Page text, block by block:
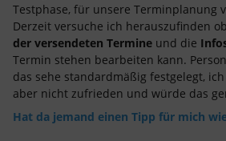
Testphase, für unsere Terminplanung
Derzeit versuche ich herauszufinden
der versendeten Termine und die
Termin stehen bearbeiten kann.
das sehe standardmäßig festgelegt,
aber nicht zufrieden und würde das
Hat da jemand einen Tipp für mich